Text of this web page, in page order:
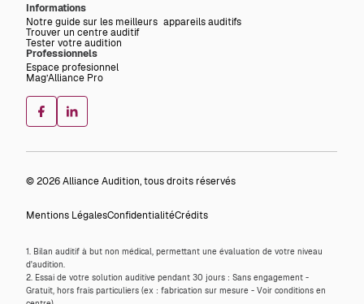
Informations
Notre guide sur les meilleurs appareils auditifs
Trouver un centre auditif
Tester votre audition
Professionnels
Espace profesionnel
Mag’Alliance Pro
© 2026 Alliance Audition, tous droits réservés
Mentions LégalesConfidentialitéCrédits
1. Bilan auditif à but non médical, permettant une évaluation de votre niveau
d'audition.
2. Essai de votre solution auditive pendant 30 jours : Sans engagement -
Gratuit, hors frais particuliers (ex : fabrication sur mesure - Voir conditions en